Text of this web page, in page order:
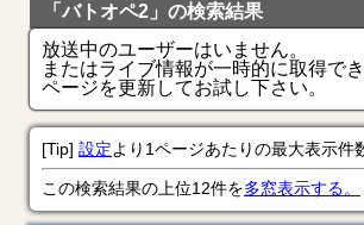
「バトオペ2」の検索結果
放送中のユーザーはいません。
またはライブ情報が一時的に取得で
ページを更新してお試し下さい。
[Tip] 設定より1ページあたりの最大表示件
この検索結果の上位12件を多窓表示する。